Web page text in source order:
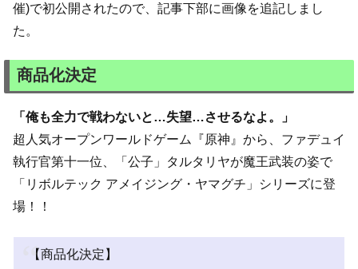
催)で初公開されたので、記事下部に画像を追記しまし
た。
商品化決定
「俺も全力で戦わないと…失望…させるなよ。」
超人気オープンワールドゲーム『原神』から、ファデュイ
執行官第十一位、「公子」タルタリヤが魔王武装の姿で
「リボルテック アメイジング・ヤマグチ」シリーズに登
場！！
【商品化決定】